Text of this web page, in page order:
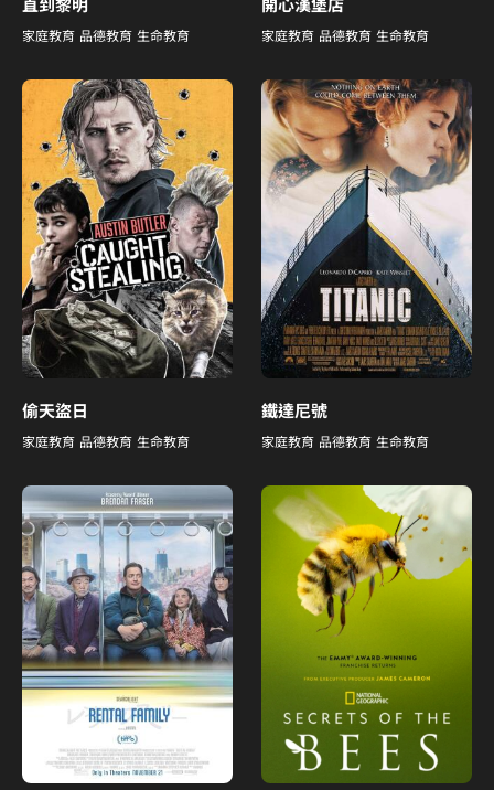
家庭教育 品德教育 生命教育 家庭教育 品德教育 生命教育
偷天盜日
家庭教育 品德教育 生命教育
鐵達尼號
家庭教育 品德教育 生命教育